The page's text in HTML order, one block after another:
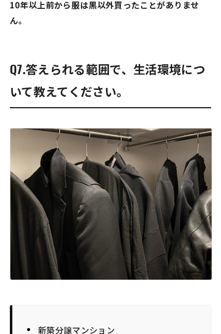
10年以上前から服は黒以外買ったことがありませ
ん。
Q7.答えられる範囲で、生活環境につ
いて教えてください。
新築分譲マンション